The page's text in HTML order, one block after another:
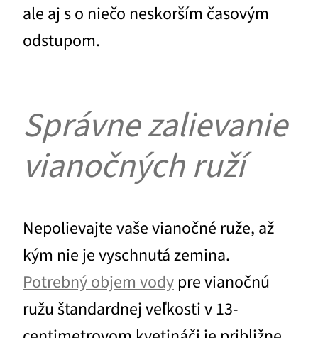
ale aj s o niečo neskorším časovým
odstupom.
Správne zalievanie
vianočných ruží
Nepolievajte vaše vianočné ruže, až
kým nie je vyschnutá zemina.
Potrebný objem vody pre vianočnú
ružu štandardnej veľkosti v 13-